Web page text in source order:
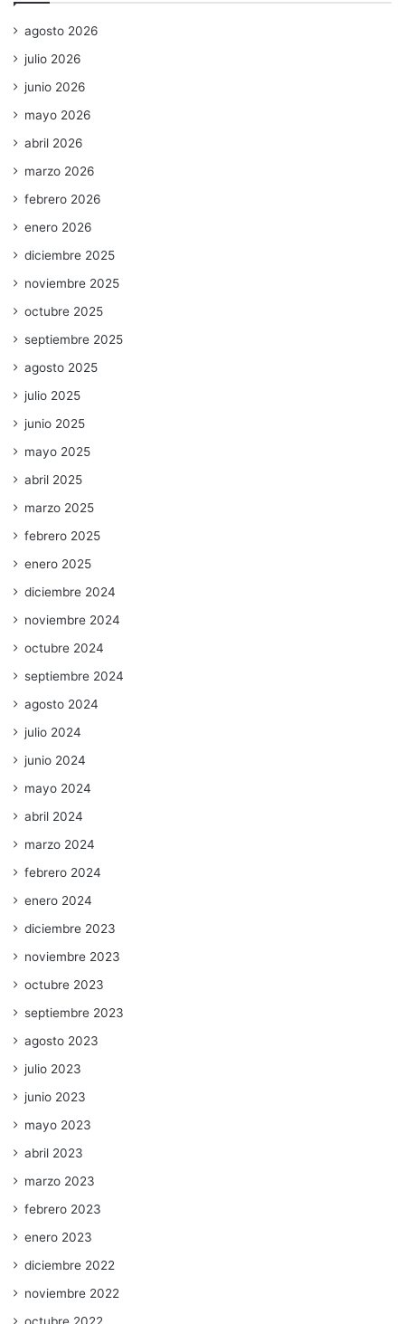
agosto 2026
julio 2026
junio 2026
mayo 2026
abril 2026
marzo 2026
febrero 2026
enero 2026
diciembre 2025
noviembre 2025
octubre 2025
septiembre 2025
agosto 2025
julio 2025
junio 2025
mayo 2025
abril 2025
marzo 2025
febrero 2025
enero 2025
diciembre 2024
noviembre 2024
octubre 2024
septiembre 2024
agosto 2024
julio 2024
junio 2024
mayo 2024
abril 2024
marzo 2024
febrero 2024
enero 2024
diciembre 2023
noviembre 2023
octubre 2023
septiembre 2023
agosto 2023
julio 2023
junio 2023
mayo 2023
abril 2023
marzo 2023
febrero 2023
enero 2023
diciembre 2022
noviembre 2022